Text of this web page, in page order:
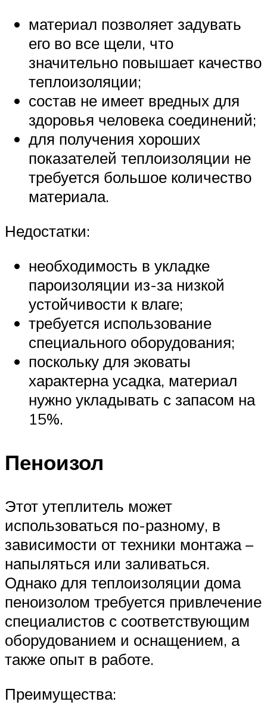
материал позволяет задувать
его во все щели, что
значительно повышает качество
теплоизоляции;
состав не имеет вредных для
здоровья человека соединений;
для получения хороших
показателей теплоизоляции не
требуется большое количество
материала.
Недостатки:
необходимость в укладке
пароизоляции из-за низкой
устойчивости к влаге;
требуется использование
специального оборудования;
поскольку для эковаты
характерна усадка, материал
нужно укладывать с запасом на
15%.
Пеноизол
Этот утеплитель может
использоваться по-разному, в
зависимости от техники монтажа –
напыляться или заливаться.
Однако для теплоизоляции дома
пеноизолом требуется привлечение
специалистов с соответствующим
оборудованием и оснащением, а
также опыт в работе.
Преимущества: